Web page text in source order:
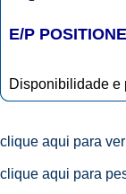
E/P
Disponibilidade e
clique aqui para
clique aqui para